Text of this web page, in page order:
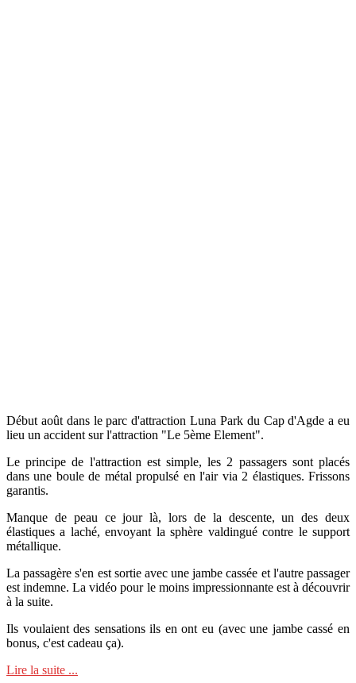
Début août dans le parc d'attraction Luna Park du Cap d'Agde a eu
lieu un accident sur l'attraction "Le 5ème Element".
Le principe de l'attraction est simple, les 2 passagers sont placés
dans une boule de métal propulsé en l'air via 2 élastiques. Frissons
garantis.
Manque de peau ce jour là, lors de la descente, un des deux
élastiques a laché, envoyant la sphère valdingué contre le support
métallique.
La passagère s'en est sortie avec une jambe cassée et l'autre passager
est indemne. La vidéo pour le moins impressionnante est à découvrir
à la suite.
Ils voulaient des sensations ils en ont eu (avec une jambe cassé en
bonus, c'est cadeau ça).
Lire la suite ...